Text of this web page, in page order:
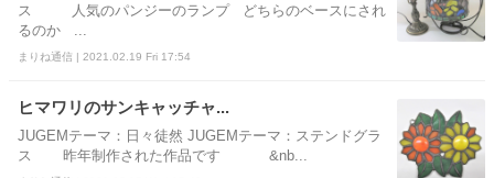
ス 人気のパンジーのランプ どちらのベースにされ
るのか ...
まりね通信 | 2021.02.19 Fri 17:54
ヒマワリのサンキャッチャ...
JUGEMテーマ：日々徒然 JUGEMテーマ：ステンドグラ
ス 昨年制作された作品です &nb...